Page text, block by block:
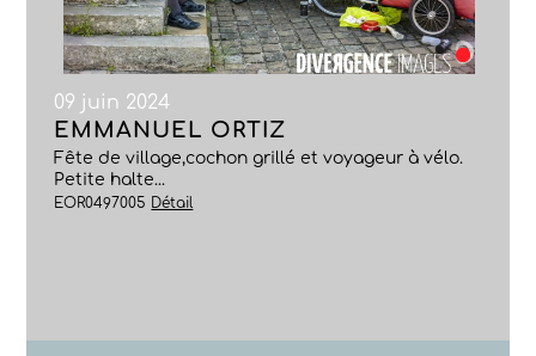
09 juin 2024
EMMANUEL ORTIZ
Fête de village,cochon grillé et voyageur à vélo.
Petite halte...
EOR0497005 Détail